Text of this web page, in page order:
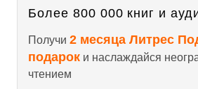
Более 800 000 книг и
Получи 2 месяца Литрес
подарок и наслаждайся
чтением